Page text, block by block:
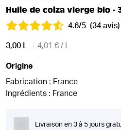
Huile de colza vierge bio -
4.6/5 (34 avis)
3,00 L 4,01 € / L
Origine
Fabrication : France
Ingrédients : France
Livraison en 3 à 5 jours